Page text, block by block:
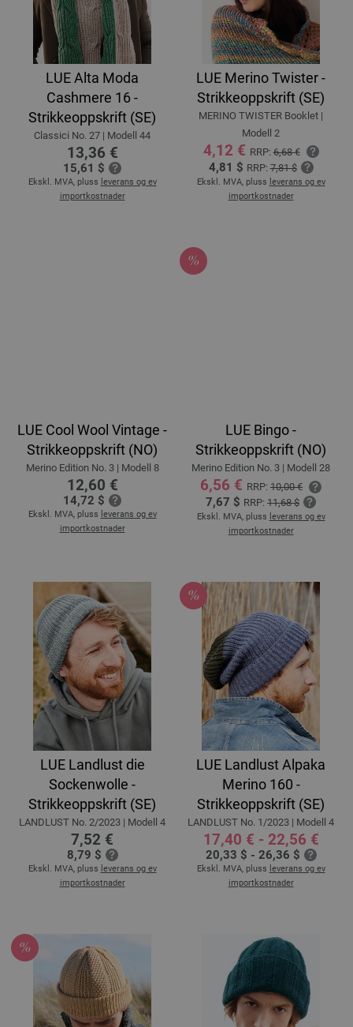
LUE Alta Moda
Cashmere 16 -
Strikkeoppskrift (SE)
Classici No. 27 | Modell 44
13,36 €
15,61 $
Ekskl. MVA, pluss leverans og ev
importkostnader
LUE Merino Twister -
Strikkeoppskrift (SE)
MERINO TWISTER Booklet |
Modell 2
4,12 € RRP:6,68 €
4,81 $ RRP:7,81 $
Ekskl. MVA, pluss leverans og ev
importkostnader
LUE Cool Wool Vintage -
Strikkeoppskrift (NO)
Merino Edition No. 3 | Modell 8
12,60 €
14,72 $
Ekskl. MVA, pluss leverans og ev
importkostnader
LUE Bingo -
Strikkeoppskrift (NO)
Merino Edition No. 3 | Modell 28
6,56 € RRP: 10,00 €
7,67 $ RRP: 11,68 $
Ekskl. MVA, pluss leverans og ev
importkostnader
LUE Landlust die
Sockenwolle -
Strikkeoppskrift (SE)
LANDLUST No. 2/2023 | Modell 4
7,52 €
8,79 $
Ekskl. MVA, pluss leverans og ev
importkostnader
LUE Landlust Alpaka
Merino 160 -
Strikkeoppskrift (SE)
LANDLUST No. 1/2023 | Modell 4
17,40 € - 22,56 €
20,33 $ - 26,36 $
Ekskl. MVA, pluss leverans og ev
importkostnader